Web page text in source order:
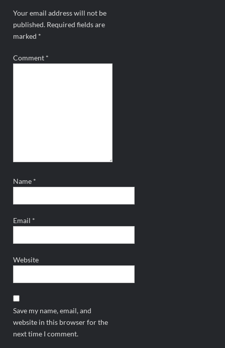
Your email address will not be
published. Required fields are
marked *
Comment *
Name *
Email *
Website
Save my name, email, and
website in this browser for the
next time I comment.